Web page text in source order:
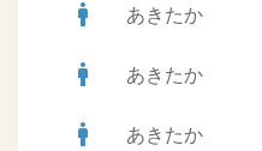
man あきたか
man あきたか
man あきたか